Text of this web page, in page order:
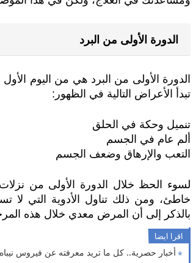
الدورة الأولى من البرد
تبدأ الأعراض التالية في الظهور:
تنميل وحكة في الحلق
ألم عام في الجسم
التعب والإرهاق وضعف الجسم
بالذكر إلى أن المرض معدي خلال هذه
اقرا ايضا
أخبار حصرية.. كل ما تريد معرفته عن فيروس نيباه